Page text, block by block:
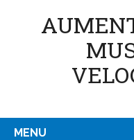
MENU